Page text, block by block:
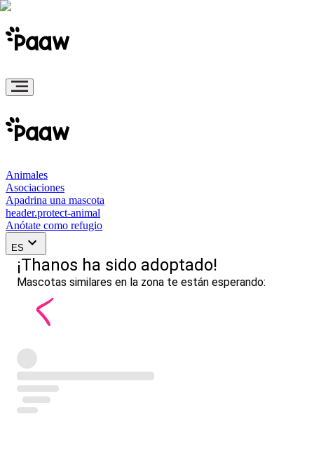
Animales
Asociaciones
Apadrina una mascota
header.protect-animal
Anótate como refugio
ES
¡Thanos ha sido adoptado!
Mascotas similares en la zona te están esperando: